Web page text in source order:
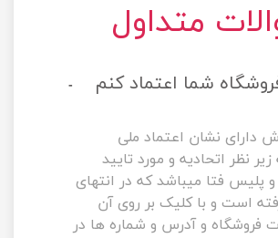
متداول
شما اعتماد کنم